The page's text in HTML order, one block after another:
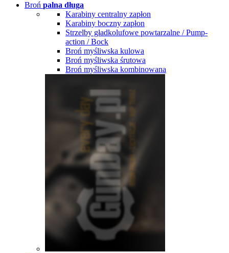
Broń palna długa
Karabiny centralny zapłon
Karabiny boczny zapłon
Strzelby gładkolufowe powtarzalne / Pump-
action / Bock
Broń myśliwska kulowa
Broń myśliwska śrutowa
Broń myśliwska kombinowana